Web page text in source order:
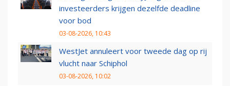
investeerders krijgen dezelfde deadline
voor bod
03-08-2026, 10:43
WestJet annuleert voor tweede dag op rij
vlucht naar Schiphol
03-08-2026, 10:02